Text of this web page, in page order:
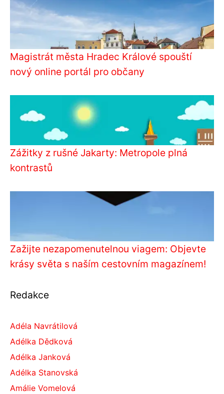
Magistrát města Hradec Králové spouští
nový online portál pro občany
Zážitky z rušné Jakarty: Metropole plná
kontrastů
Zažijte nezapomenutelnou viagem: Objevte
krásy světa s naším cestovním magazínem!
Redakce
Adéla Navrátilová
Adélka Dědková
Adélka Janková
Adélka Stanovská
Amálie Vomelová